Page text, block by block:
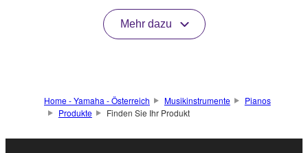
Mehr dazu
Home - Yamaha - Österreich Musikinstrumente
Pianos
Produkte
Finden Sie Ihr Produkt